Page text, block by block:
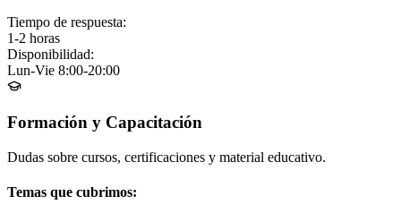
Tiempo de respuesta:
1-2 horas
Disponibilidad:
Lun-Vie 8:00-20:00
Formación y Capacitación
Dudas sobre cursos, certificaciones y material educativo.
Temas que cubrimos: